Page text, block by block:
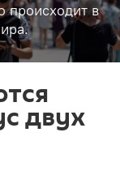
происходит в
двух